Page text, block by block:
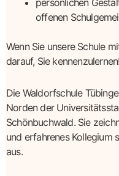
offenen
Wenn Sie unsere Schule
darauf, Sie kennenzulernen!
Die Waldorfschule
Norden der
Schönbuchwald. Sie
und erfahrenes Kollegium
aus.